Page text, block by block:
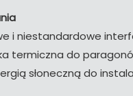
i niestandardowe
termiczna do
słoneczną do